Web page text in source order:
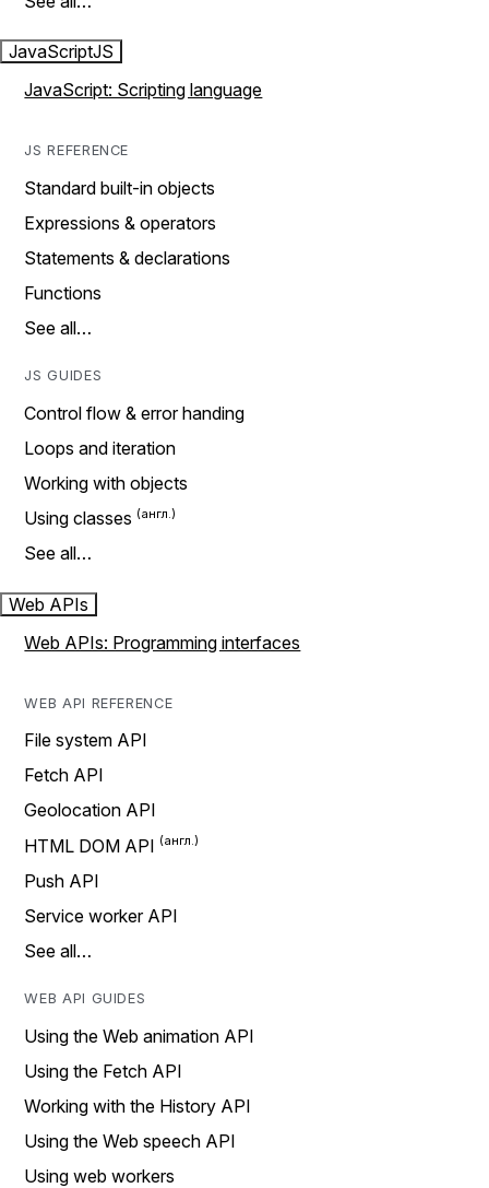
JavaScriptJS
JavaScript: Scripting language
JS REFERENCE
Standard built-in objects
Expressions & operators
Statements & declarations
Functions
See all…
JS GUIDES
Control flow & error handing
Loops and iteration
Working with objects
Using classes
See all…
Web APIs
Web APIs: Programming interfaces
WEB API REFERENCE
File system API
Fetch API
Geolocation API
HTML DOM API
Push API
Service worker API
See all…
WEB API GUIDES
Using the Web animation API
Using the Fetch API
Working with the History API
Using the Web speech API
Using web workers